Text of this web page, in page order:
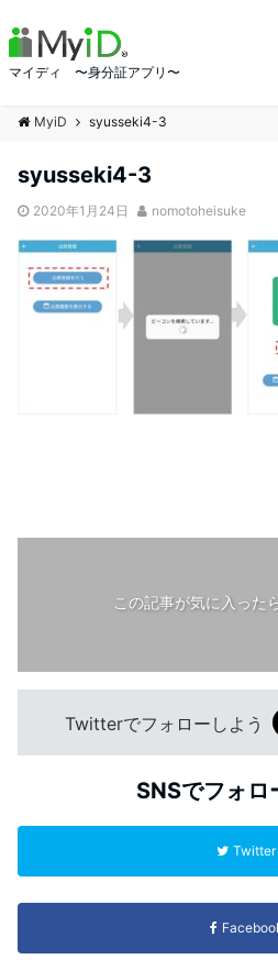
マイディ 〜身分証アプリ〜
MyiD syusseki4-3
syusseki4-3
2020年1月24日 nomotoheisuke
この記事が気に入った
Twitterでフォローしよう
SNSでフォロ
Twitter